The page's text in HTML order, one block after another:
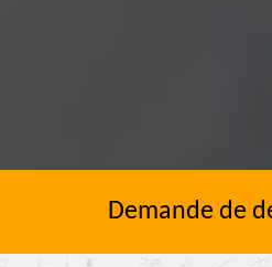
Demande de